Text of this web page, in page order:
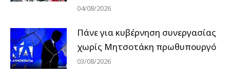
04/08/2026
Πάνε για κυβέρνηση συνεργασίας
χωρίς Μητσοτάκη πρωθυπουργό
03/08/2026